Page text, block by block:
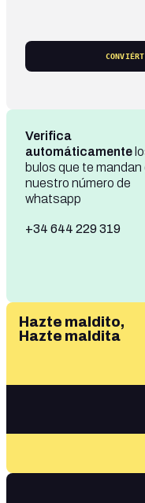
Verifica
automáticamente
bulos que te mandan
nuestro número de
whatsapp
+34 644 229 319
Hazte maldito,
Hazte maldita